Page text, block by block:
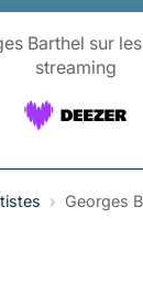
Barthel sur
streaming
› Georges